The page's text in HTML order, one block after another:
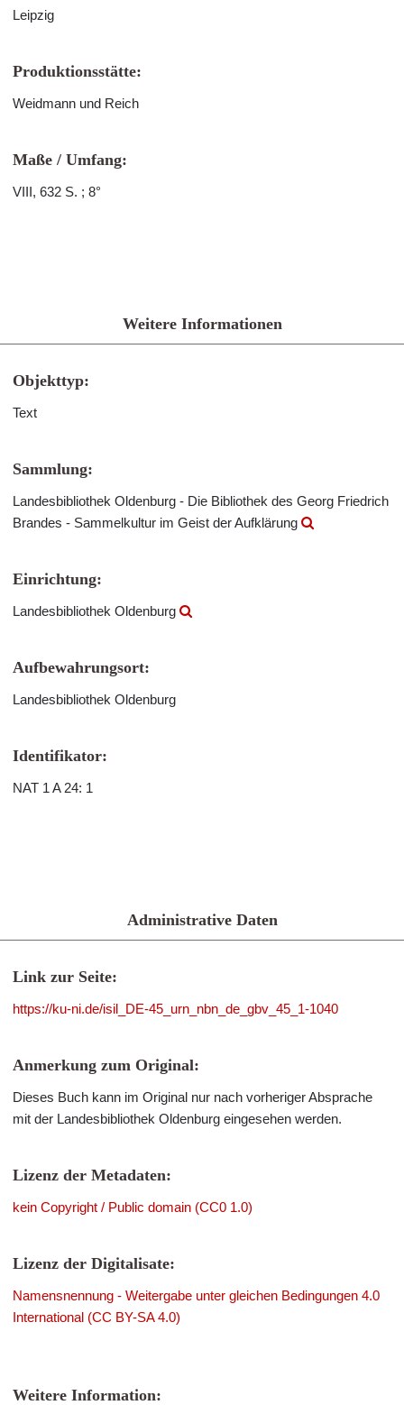
Leipzig
Produktionsstätte:
Weidmann und Reich
Maße / Umfang:
VIII, 632 S. ; 8°
Weitere Informationen
Objekttyp:
Text
Sammlung:
Landesbibliothek Oldenburg - Die Bibliothek des Georg Friedrich
Brandes - Sammelkultur im Geist der Aufklärung
Einrichtung:
Landesbibliothek Oldenburg
Aufbewahrungsort:
Landesbibliothek Oldenburg
Identifikator:
NAT 1 A 24: 1
Administrative Daten
Link zur Seite:
https://ku-ni.de/isil_DE-45_urn_nbn_de_gbv_45_1-1040
Anmerkung zum Original:
Dieses Buch kann im Original nur nach vorheriger Absprache
mit der Landesbibliothek Oldenburg eingesehen werden.
Lizenz der Metadaten:
kein Copyright / Public domain (CC0 1.0)
Lizenz der Digitalisate:
Namensnennung - Weitergabe unter gleichen Bedingungen 4.0
International (CC BY-SA 4.0)
Weitere Information: